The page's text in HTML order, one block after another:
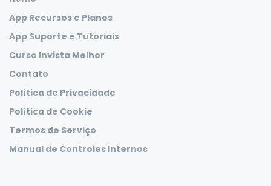
App Recursos e Planos
App Suporte e Tutoriais
Curso Invista Melhor
Contato
Política de Privacidade
Política de Cookie
Termos de Serviço
Manual de Controles Internos